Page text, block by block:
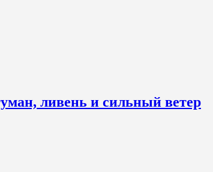
ливень и сильный ветер